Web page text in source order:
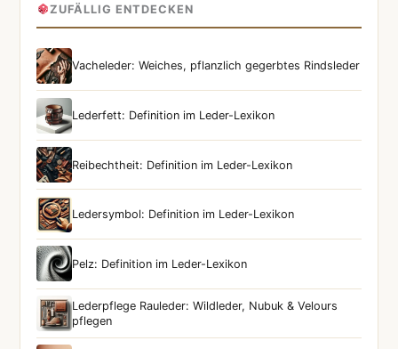
ZUFÄLLIG ENTDECKEN
Vacheleder: Weiches, pflanzlich gegerbtes Rindsleder
Lederfett: Definition im Leder-Lexikon
Reibechtheit: Definition im Leder-Lexikon
Ledersymbol: Definition im Leder-Lexikon
Pelz: Definition im Leder-Lexikon
Lederpflege Rauleder: Wildleder, Nubuk & Velours
pflegen